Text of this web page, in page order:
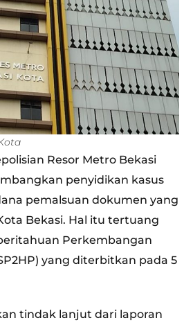
Resor Metro Bekasi
penyidikan kasus
pemalsuan dokumen yang
Bekasi. Hal itu tertuang
Perkembangan
yang diterbitkan pada 5
tindak lanjut dari laporan